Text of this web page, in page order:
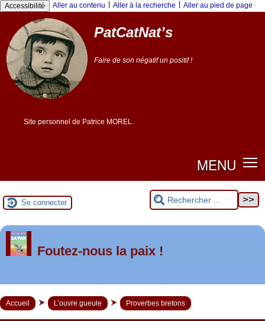
Panneau de gestion des cookies
Accessibilité Aller au contenu Aller à la recherche Aller au pied de page
PatCatNat’s
Faire de son négatif un positif !
Site personnel de Patrice MOREL.
MENU
Se connecter
1ermai 2026 à Saint-Nazaire
Foutez-nous la paix !
Accueil L’ouvre gueule Proverbes bretons